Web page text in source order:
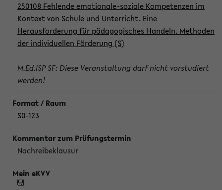
250108 Fehlende emotionale-soziale Kompetenzen im
Kontext von Schule und Unterricht. Eine
Herausforderung für pädagogisches Handeln. Methoden
der individuellen Förderung (S)
M.Ed.ISP SF: Diese Veranstaltung darf nicht vorstudiert
werden!
S0-123
Nachreibeklausur